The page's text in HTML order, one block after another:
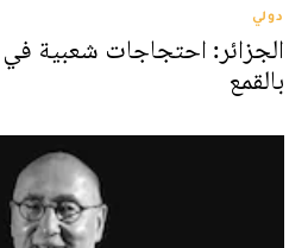
دولي
الجزائر: احتجاجات شعبية في
بالقمع